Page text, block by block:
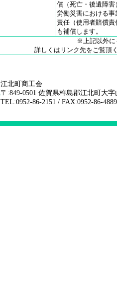
※上記以外に
詳しくはリンク先をご覧頂
償（死亡・後遺障害
労働災害における事
責任（使用者賠償責
も補償します。
江北町商工会
〒:849-0501 佐賀県杵島郡江北町大字
TEL:0952-86-2151 / FAX:0952-86-